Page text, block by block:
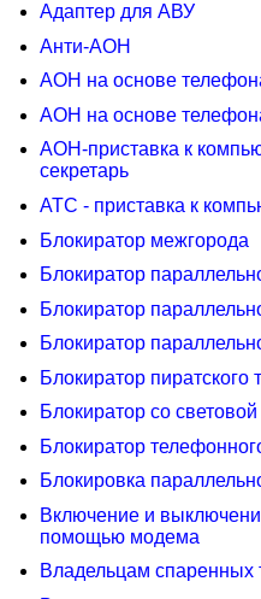
Адаптер для АВУ
Анти-АОН
АОН на основе
АОН на основе
АОН-приставка к
секретарь
АТС - приставка к
Блокиратор межгорода
Блокиратор
Блокиратор
Блокиратор
Блокиратор пиратского
Блокиратор со
Блокиратор
Блокировка
Включение и
помощью модема
Владельцам спаренных